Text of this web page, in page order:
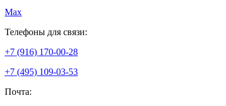
Max
Телефоны для связи:
+7 (916) 170-00-28
+7 (495) 109-03-53
Почта: